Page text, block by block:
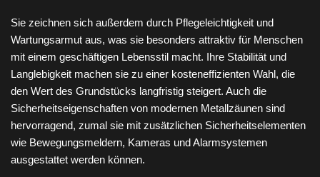
Sie zeichnen sich außerdem durch Pflegeleichtigkeit und
Wartungsarmut aus, was sie besonders attraktiv für Menschen
mit einem geschäftigen Lebensstil macht. Ihre Stabilität und
Langlebigkeit machen sie zu einer kosteneffizienten Wahl, die
den Wert des Grundstücks langfristig steigert. Auch die
Sicherheitseigenschaften von modernen Metallzäunen sind
hervorragend, zumal sie mit zusätzlichen Sicherheitselementen
wie Bewegungsmeldern, Kameras und Alarmsystemen
ausgestattet werden können.